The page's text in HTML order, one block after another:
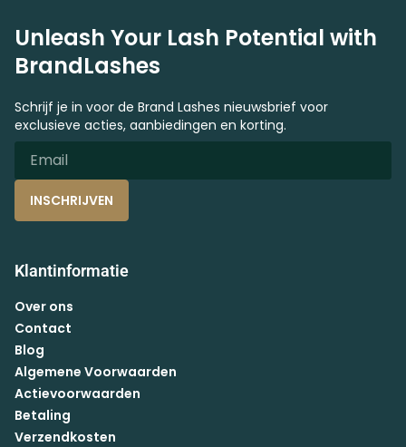
Unleash Your Lash Potential with
BrandLashes
Schrijf je in voor de Brand Lashes nieuwsbrief voor
exclusieve acties, aanbiedingen en korting.
INSCHRIJVEN
Klantinformatie
Over ons
Contact
Blog
Algemene Voorwaarden
Actievoorwaarden
Betaling
Verzendkosten